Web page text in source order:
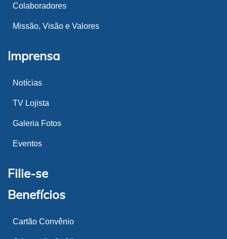
Colaboradores
Missão, Visão e Valores
Imprensa
Notícias
TV Lojista
Galeria Fotos
Eventos
Filie-se
Benefícios
Cartão Convênio